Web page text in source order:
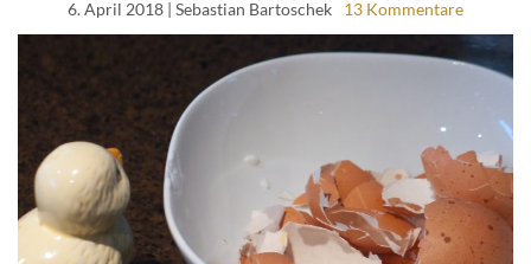
6. April 2018 | Sebastian Bartoschek 13 Kommentare